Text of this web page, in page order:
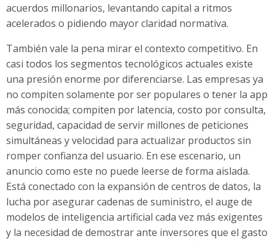
acuerdos millonarios, levantando capital a ritmos
acelerados o pidiendo mayor claridad normativa.
También vale la pena mirar el contexto competitivo. En
casi todos los segmentos tecnológicos actuales existe
una presión enorme por diferenciarse. Las empresas ya
no compiten solamente por ser populares o tener la app
más conocida; compiten por latencia, costo por consulta,
seguridad, capacidad de servir millones de peticiones
simultáneas y velocidad para actualizar productos sin
romper confianza del usuario. En ese escenario, un
anuncio como este no puede leerse de forma aislada.
Está conectado con la expansión de centros de datos, la
lucha por asegurar cadenas de suministro, el auge de
modelos de inteligencia artificial cada vez más exigentes
y la necesidad de demostrar ante inversores que el gasto